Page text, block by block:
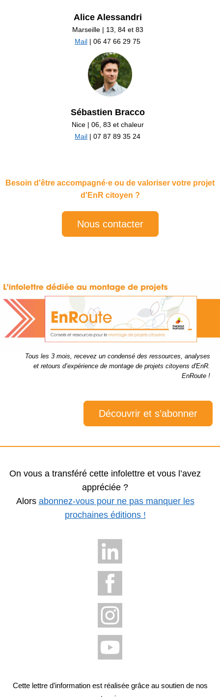
Alice Alessandri
Marseille | 13, 84 et 83
Mail | 06 47 66 29 75
Sébastien Bracco
Nice | 06, 83 et chaleur
Mail | 07 87 89 35 24
Besoin d'être accompagné·e ou de valoriser votre projet
d'EnR citoyen ?
Nous contacter
Tous les 3 mois, recevez un condensé des ressources, analyses
et retours d’expérience de montage de projets citoyens d'EnR.
EnRoute !
Découvrir et s’abonner
On vous a transféré cette infolettre et vous l’avez
appréciée ?
Alors abonnez-vous pour ne pas manquer les
prochaines éditions !
Cette lettre d’information est réalisée grâce au soutien de nos